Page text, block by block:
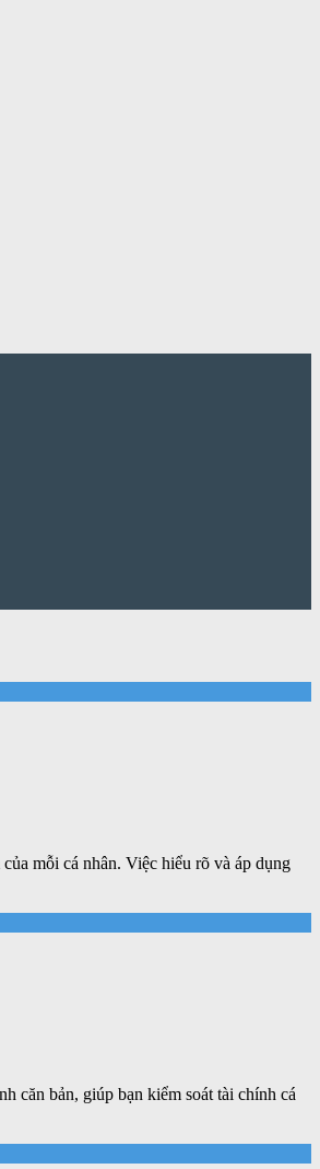
mỗi cá nhân. Việc hiểu rõ và áp dụng
căn bản, giúp bạn kiểm soát tài chính cá